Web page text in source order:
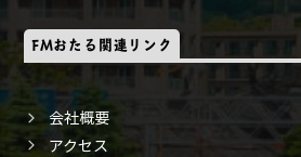
FMおたる関連リンク
会社概要
アクセス